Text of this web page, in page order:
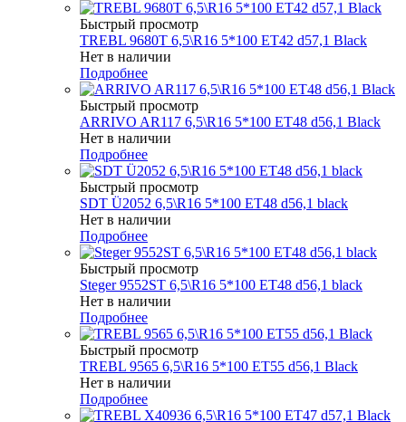
Быстрый просмотр
TREBL 9680T 6,5\R16 5*100 ET42 d57,1 Black
Нет в наличии
Подробнее
Быстрый просмотр
ARRIVO AR117 6,5\R16 5*100 ET48 d56,1 Black
Нет в наличии
Подробнее
Быстрый просмотр
SDT Ü2052 6,5\R16 5*100 ET48 d56,1 black
Нет в наличии
Подробнее
Быстрый просмотр
Steger 9552ST 6,5\R16 5*100 ET48 d56,1 black
Нет в наличии
Подробнее
Быстрый просмотр
TREBL 9565 6,5\R16 5*100 ET55 d56,1 Black
Нет в наличии
Подробнее